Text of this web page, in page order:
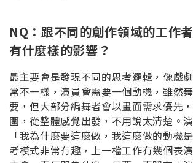
NQ：跟不同的創作領域的工作
有什麼樣的影響？
最主要會是發現不同的思考邏輯，像戲
常不一樣，演員會需要一個動機，雖然
要，但大部分編舞者會以畫面需求優先
圍，從整體感覺出發，不用說太清楚。
「我為什麼要這麼做，我這麼做的動機
考模式非常有趣，上一檔工作有幾個表